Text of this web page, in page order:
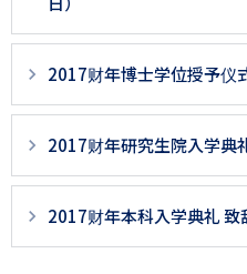
以
降
ペ
ー
ジ
用
メ
2017财年博士学位授予仪
2017财年研究生院入学典
2017财年本科入学典礼 致